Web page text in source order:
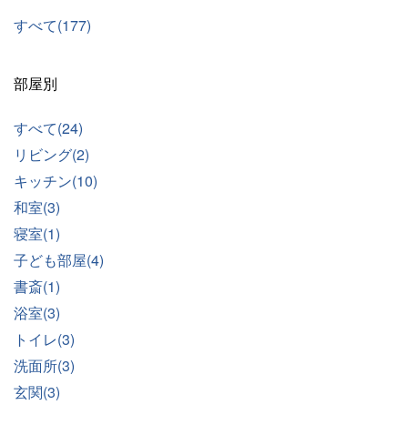
すべて(177)
部屋別
すべて(24)
リビング(2)
キッチン(10)
和室(3)
寝室(1)
子ども部屋(4)
書斎(1)
浴室(3)
トイレ(3)
洗面所(3)
玄関(3)